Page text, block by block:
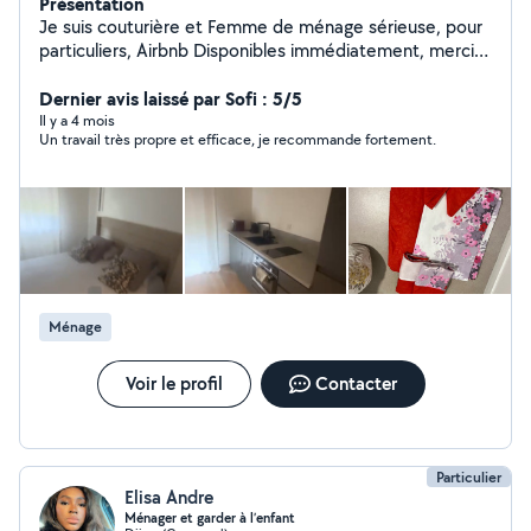
Je suis couturière et Femme de ménage sérieuse, pour
particuliers, Airbnb Disponibles immédiatement, merci
Dernier avis laissé par Sofi : 5/5
Il y a 4 mois
Un travail très propre et efficace, je recommande fortement.
Ménage
Voir le profil Contacter
Particulier
Elisa Andre
Ménager et garder à l’enfant